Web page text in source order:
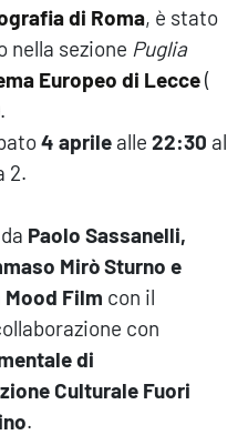
di Roma, è stato
nella sezione Puglia
Europeo di Lecce(
4 aprile alle 22:30 al
2.
Paolo Sassanelli,
Mirò Sturno e
Mood Film con il
con
di
Culturale Fuori
.